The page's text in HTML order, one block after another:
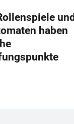
und
haben